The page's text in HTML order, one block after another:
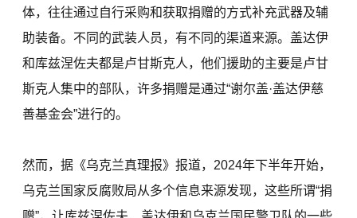
体，往往通过自行采购和获取捐赠的方式补充武器及辅
助装备。不同的武装人员，有不同的渠道来源。盖达伊
和库兹涅佐夫都是卢甘斯克人，他们援助的主要是卢甘
斯克人集中的部队，许多捐赠是通过“谢尔盖·盖达伊慈
善基金会”进行的。
然而，据《乌克兰真理报》报道，2024年下半年开始，
乌克兰国家反腐败局从多个信息来源发现，这些所谓“捐